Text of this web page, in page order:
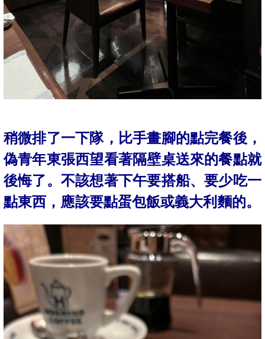
稍微排了一下隊，比手畫腳的點完餐後，
偽青年東張西望看著隔壁桌送來的餐點就
後悔了。不該想著下午要搭船、要少吃一
點東西 ，應該要點蛋包飯或義大利麵的。